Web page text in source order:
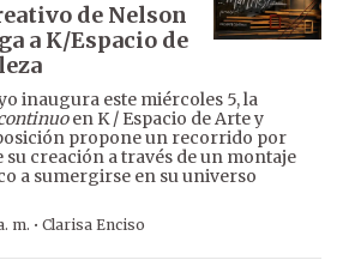
de Nelson
a K/Espacio de
inaugura este miércoles 5, la
en K / Espacio de Arte y
propone un recorrido por
su creación a través de un montaje
a sumergirse en su universo
m. · Clarisa Enciso